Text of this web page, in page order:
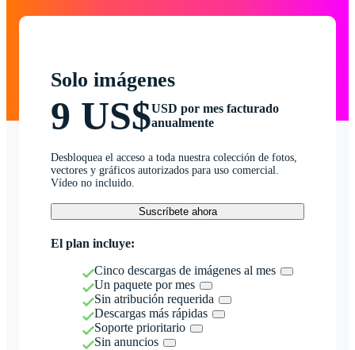
Solo imágenes
9 US$USD por mes facturado
anualmente
Desbloquea el acceso a toda nuestra colección de fotos,
vectores y gráficos autorizados para uso comercial.
Vídeo no incluido.
Suscríbete ahora
El plan incluye:
Cinco descargas de imágenes al mes
Un paquete por mes
Sin atribución requerida
Descargas más rápidas
Soporte prioritario
Sin anuncios